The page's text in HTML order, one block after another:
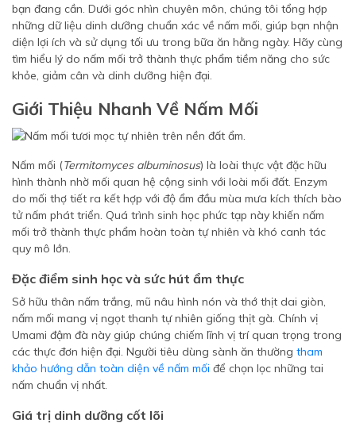
bạn đang cần. Dưới góc nhìn chuyên môn, chúng tôi tổng hợp
những dữ liệu dinh dưỡng chuẩn xác về nấm mối, giúp bạn nhận
diện lợi ích và sử dụng tối ưu trong bữa ăn hằng ngày. Hãy cùng
tìm hiểu lý do nấm mối trở thành thực phẩm tiềm năng cho sức
khỏe, giảm cân và dinh dưỡng hiện đại.
Giới Thiệu Nhanh Về Nấm Mối
Nấm mối (Termitomyces albuminosus) là loài thực vật đặc hữu
hình thành nhờ mối quan hệ cộng sinh với loài mối đất. Enzym
do mối thợ tiết ra kết hợp với độ ẩm đầu mùa mưa kích thích bào
tử nấm phát triển. Quá trình sinh học phức tạp này khiến nấm
mối trở thành thực phẩm hoàn toàn tự nhiên và khó canh tác
quy mô lớn.
Đặc điểm sinh học và sức hút ẩm thực
Sở hữu thân nấm trắng, mũ nâu hình nón và thớ thịt dai giòn,
nấm mối mang vị ngọt thanh tự nhiên giống thịt gà. Chính vị
Umami đậm đà này giúp chúng chiếm lĩnh vị trí quan trọng trong
các thực đơn hiện đại. Người tiêu dùng sành ăn thường tham
khảo hướng dẫn toàn diện về nấm mối để chọn lọc những tai
nấm chuẩn vị nhất.
Giá trị dinh dưỡng cốt lõi